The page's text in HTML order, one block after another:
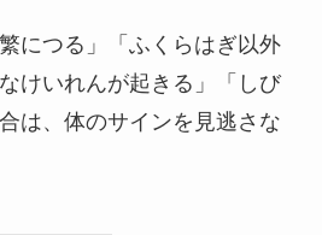
につる」「ふくらはぎ以外
けいれんが起きる」「しび
は、体のサインを見逃さな